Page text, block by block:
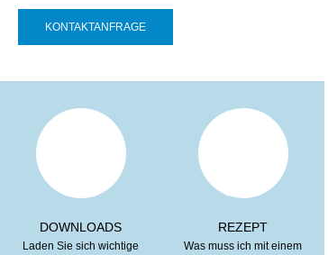
KONTAKTANFRAGE
DOWNLOADS
Laden Sie sich wichtige
REZEPT
Was muss ich mit einem